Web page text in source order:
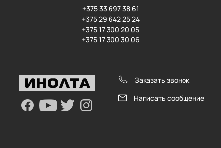
+375 33 697 38 61
+375 29 642 25 24
+375 17 300 20 05
+375 17 300 30 06
Заказать звонок
Написать сообщение